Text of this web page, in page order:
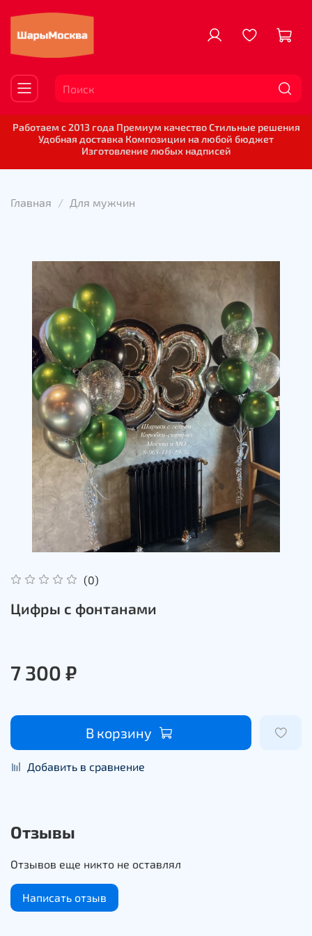
Работаем с 2013 года Премиум качество Стильные решения
Удобная доставка Композиции на любой бюджет
Изготовление любых надписей
Главная Для мужчин
(0)
Цифры с фонтанами
7 300 ₽
В корзину
Добавить в сравнение
Отзывы
Отзывов еще никто не оставлял
Написать отзыв